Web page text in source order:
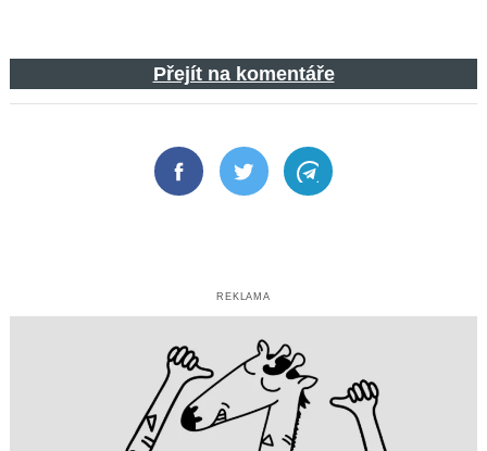
Přejít na komentáře
FacebookTwitter Telegram
REKLAMA